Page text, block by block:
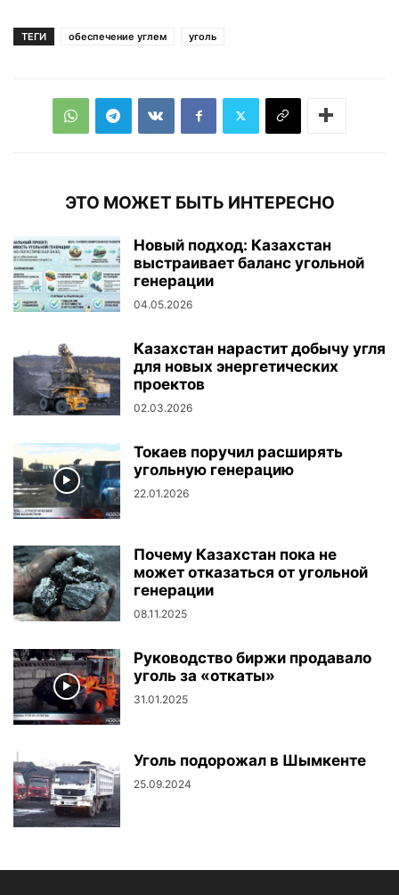
ТЕГИ обеспечение углем уголь
ЭТО МОЖЕТ БЫТЬ ИНТЕРЕСНО
Новый подход: Казахстан
выстраивает баланс угольной
генерации
04.05.2026
Казахстан нарастит добычу угля
для новых энергетических
проектов
02.03.2026
Токаев поручил расширять
угольную генерацию
22.01.2026
Почему Казахстан пока не
может отказаться от угольной
генерации
08.11.2025
Руководство биржи продавало
уголь за «откаты»
31.01.2025
Уголь подорожал в Шымкенте
25.09.2024